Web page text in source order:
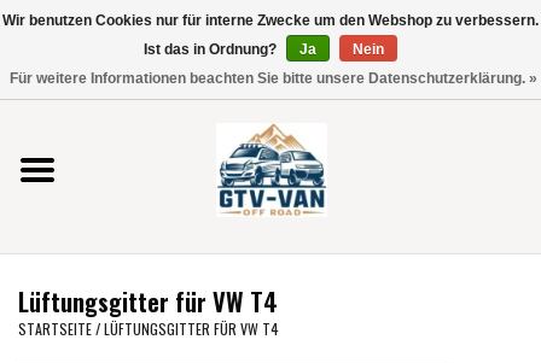
Verwende
die
nach
oben
und
unten,
verfügbare
Ergebnis
Vito / V-Klasse 447
Viano /Vito 639
VW T7 2025
Lüftungsgitter für VW T4
STARTSEITE/LÜFTUNGSGITTER FÜR VW T4
Wir benutzen Cookies nur für interne Zwecke um den Webshop zu verbessern.
Ist das in Ordnung?
Ja
Nein
Für weitere Informationen beachten Sie bitte unsere Datenschutzerklärung. »